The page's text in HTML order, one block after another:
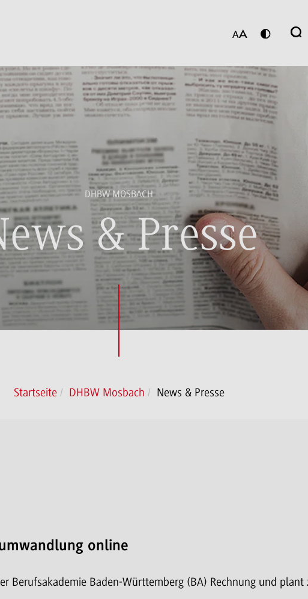
DHBW MOSBACH
& Presse
Startseite DHBW Mosbach News & Presse
online
Berufsakademie Baden-Württemberg (BA) Rechnung und